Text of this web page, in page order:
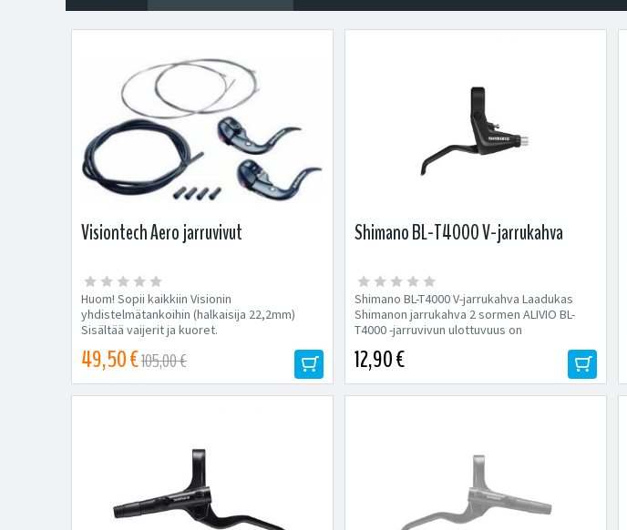
Visiontech Aero jarruvivut
Huom! Sopii kaikkiin Visionin
yhdistelmätankoihin (halkaisija 22,2mm)
Sisältää vaijerit ja kuoret.
49,50 €105,00 €
Shimano BL-T4000 V-jarrukahva
Shimano BL-T4000 V-jarrukahva Laadukas
Shimanon jarrukahva 2 sormen ALIVIO BL-
T4000 -jarruvivun ulottuvuus on
12,90 €